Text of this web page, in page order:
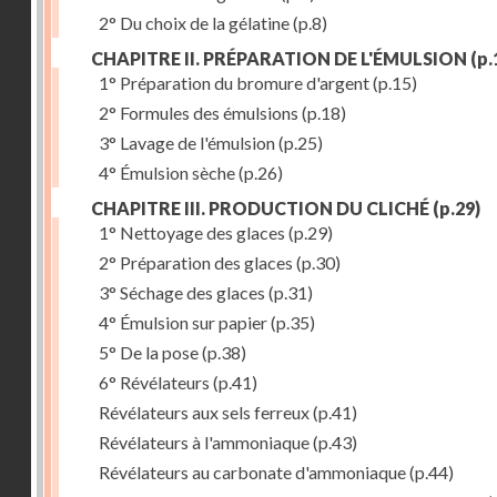
2° Du choix de la gélatine(p.8)
CHAPITRE II. PRÉPARATION DE L'ÉMULSION
1° Préparation du bromure d'argent(p.15)
2° Formules des émulsions (p.18)
3° Lavage de l'émulsion(p.25)
4° Émulsion sèche(p.26)
CHAPITRE III. PRODUCTION DU CLICHÉ (p.29)
1° Nettoyage des glaces (p.29)
2° Préparation des glaces (p.30)
3° Séchage des glaces (p.31)
4° Émulsion sur papier(p.35)
5° De la pose(p.38)
6° Révélateurs (p.41)
Révélateurs aux sels ferreux(p.41)
Révélateurs à l'ammoniaque(p.43)
Révélateurs au carbonate d'ammoniaque(p.44)